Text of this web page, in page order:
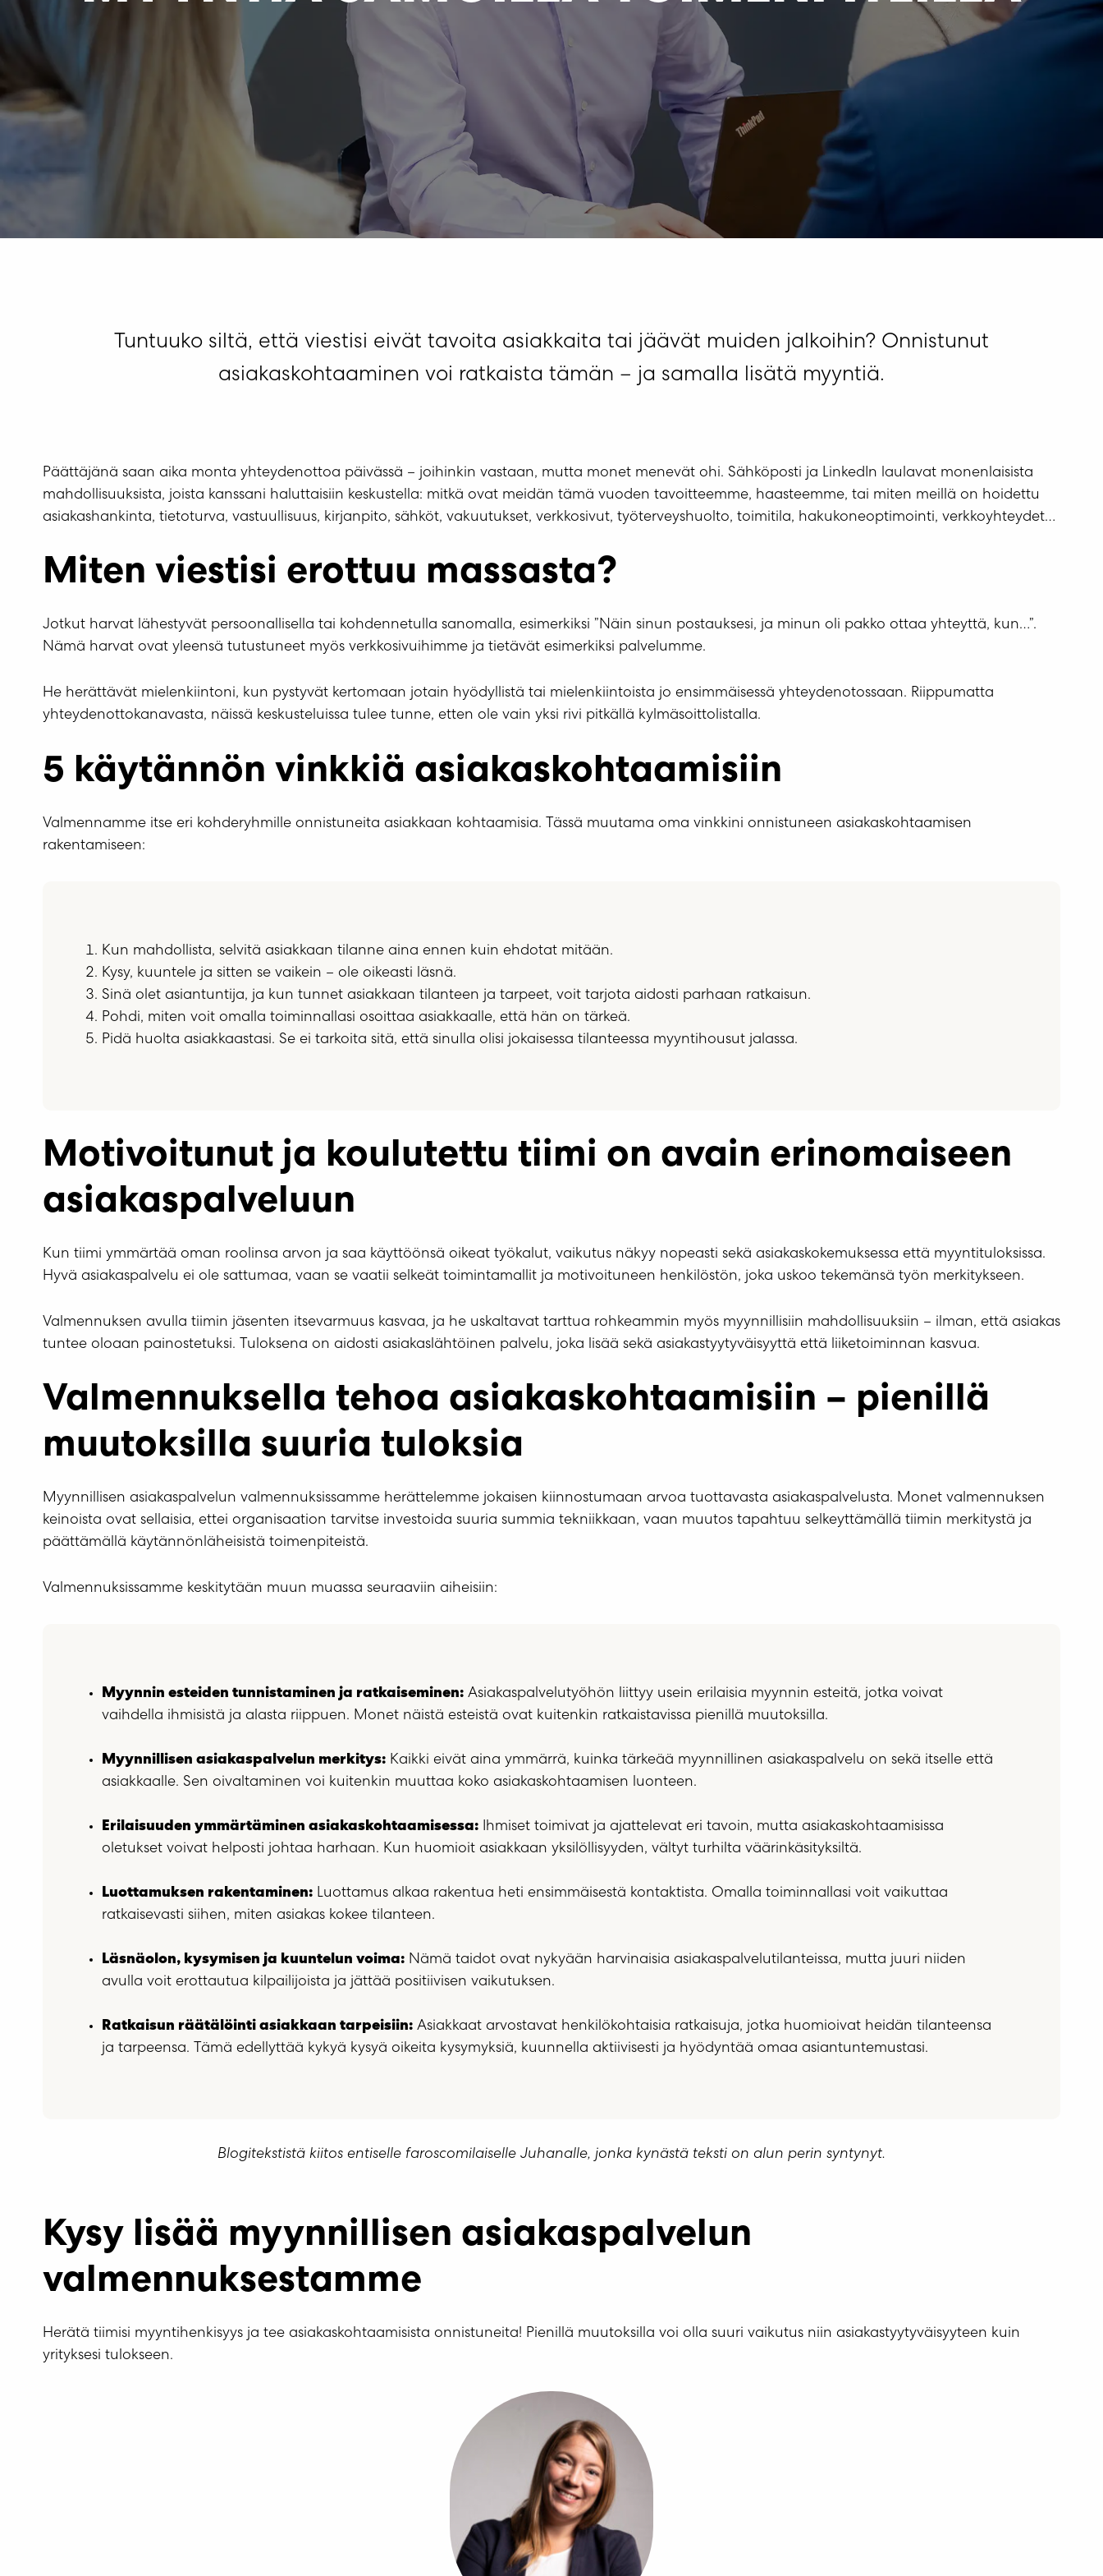
Tuntuuko siltä, että viestisi eivät tavoita asiakkaita tai jäävät muiden jalkoihin? Onnistunut
asiakaskohtaaminen voi ratkaista tämän – ja samalla lisätä myyntiä.
Päättäjänä saan aika monta yhteydenottoa päivässä – joihinkin vastaan, mutta monet menevät ohi. Sähköposti ja LinkedIn laulavat monenlaisista
mahdollisuuksista, joista kanssani haluttaisiin keskustella: mitkä ovat meidän tämä vuoden tavoitteemme, haasteemme, tai miten meillä on hoidettu
asiakashankinta, tietoturva, vastuullisuus, kirjanpito, sähköt, vakuutukset, verkkosivut, työterveyshuolto, toimitila, hakukoneoptimointi, verkkoyhteydet…
Miten viestisi erottuu massasta?
Jotkut harvat lähestyvät persoonallisella tai kohdennetulla sanomalla, esimerkiksi ”Näin sinun postauksesi, ja minun oli pakko ottaa yhteyttä, kun…”.
Nämä harvat ovat yleensä tutustuneet myös verkkosivuihimme ja tietävät esimerkiksi palvelumme.
He herättävät mielenkiintoni, kun pystyvät kertomaan jotain hyödyllistä tai mielenkiintoista jo ensimmäisessä yhteydenotossaan. Riippumatta
yhteydenottokanavasta, näissä keskusteluissa tulee tunne, etten ole vain yksi rivi pitkällä kylmäsoittolistalla.
5 käytännön vinkkiä asiakaskohtaamisiin
Valmennamme itse eri kohderyhmille onnistuneita asiakkaan kohtaamisia. Tässä muutama oma vinkkini onnistuneen asiakaskohtaamisen
rakentamiseen:
Kun mahdollista, selvitä asiakkaan tilanne aina ennen kuin ehdotat mitään.
Kysy, kuuntele ja sitten se vaikein – ole oikeasti läsnä.
Sinä olet asiantuntija, ja kun tunnet asiakkaan tilanteen ja tarpeet, voit tarjota aidosti parhaan ratkaisun.
Pohdi, miten voit omalla toiminnallasi osoittaa asiakkaalle, että hän on tärkeä.
Pidä huolta asiakkaastasi. Se ei tarkoita sitä, että sinulla olisi jokaisessa tilanteessa myyntihousut jalassa.
Motivoitunut ja koulutettu tiimi on avain erinomaiseen
asiakaspalveluun
Kun tiimi ymmärtää oman roolinsa arvon ja saa käyttöönsä oikeat työkalut, vaikutus näkyy nopeasti sekä asiakaskokemuksessa että myyntituloksissa.
Hyvä asiakaspalvelu ei ole sattumaa, vaan se vaatii selkeät toimintamallit ja motivoituneen henkilöstön, joka uskoo tekemänsä työn merkitykseen.
Valmennuksen avulla tiimin jäsenten itsevarmuus kasvaa, ja he uskaltavat tarttua rohkeammin myös myynnillisiin mahdollisuuksiin – ilman, että asiakas
tuntee oloaan painostetuksi. Tuloksena on aidosti asiakaslähtöinen palvelu, joka lisää sekä asiakastyytyväisyyttä että liiketoiminnan kasvua.
Valmennuksella tehoa asiakaskohtaamisiin – pienillä
muutoksilla suuria tuloksia
Myynnillisen asiakaspalvelun valmennuksissamme herättelemme jokaisen kiinnostumaan arvoa tuottavasta asiakaspalvelusta. Monet valmennuksen
keinoista ovat sellaisia, ettei organisaation tarvitse investoida suuria summia tekniikkaan, vaan muutos tapahtuu selkeyttämällä tiimin merkitystä ja
päättämällä käytännönläheisistä toimenpiteistä.
Valmennuksissamme keskitytään muun muassa seuraaviin aiheisiin:
Myynnin esteiden tunnistaminen ja ratkaiseminen: Asiakaspalvelutyöhön liittyy usein erilaisia myynnin esteitä, jotka voivat
vaihdella ihmisistä ja alasta riippuen. Monet näistä esteistä ovat kuitenkin ratkaistavissa pienillä muutoksilla.
Myynnillisen asiakaspalvelun merkitys: Kaikki eivät aina ymmärrä, kuinka tärkeää myynnillinen asiakaspalvelu on sekä itselle että
asiakkaalle. Sen oivaltaminen voi kuitenkin muuttaa koko asiakaskohtaamisen luonteen.
Erilaisuuden ymmärtäminen asiakaskohtaamisessa: Ihmiset toimivat ja ajattelevat eri tavoin, mutta asiakaskohtaamisissa
oletukset voivat helposti johtaa harhaan. Kun huomioit asiakkaan yksilöllisyyden, vältyt turhilta väärinkäsityksiltä.
Luottamuksen rakentaminen: Luottamus alkaa rakentua heti ensimmäisestä kontaktista. Omalla toiminnallasi voit vaikuttaa
ratkaisevasti siihen, miten asiakas kokee tilanteen.
Läsnäolon, kysymisen ja kuuntelun voima: Nämä taidot ovat nykyään harvinaisia asiakaspalvelutilanteissa, mutta juuri niiden
avulla voit erottautua kilpailijoista ja jättää positiivisen vaikutuksen.
Ratkaisun räätälöinti asiakkaan tarpeisiin: Asiakkaat arvostavat henkilökohtaisia ratkaisuja, jotka huomioivat heidän tilanteensa
ja tarpeensa. Tämä edellyttää kykyä kysyä oikeita kysymyksiä, kuunnella aktiivisesti ja hyödyntää omaa asiantuntemustasi.
Blogitekstistä kiitos entiselle faroscomilaiselle Juhanalle, jonka kynästä teksti on alun perin syntynyt.
Kysy lisää myynnillisen asiakaspalvelun
valmennuksestamme
Herätä tiimisi myyntihenkisyys ja tee asiakaskohtaamisista onnistuneita! Pienillä muutoksilla voi olla suuri vaikutus niin asiakastyytyväisyyteen kuin
yrityksesi tulokseen.